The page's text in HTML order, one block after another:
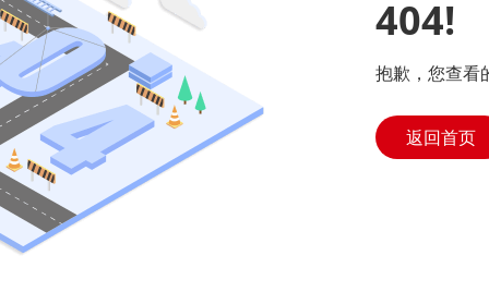
404!
抱歉，您查看
返回首页